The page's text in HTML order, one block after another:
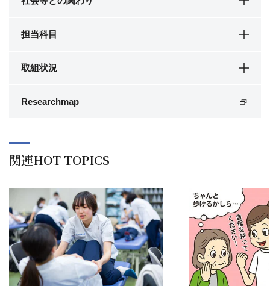
担当科目
取組状況
Researchmap
関連HOT TOPICS